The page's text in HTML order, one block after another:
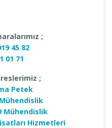
;
45 82
01 71
;
Petek
Mühendislik
Hizmetleri